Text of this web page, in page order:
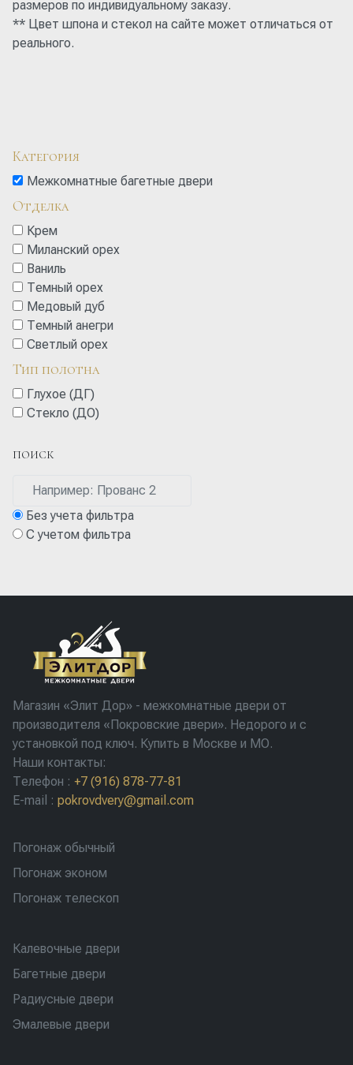
размеров по индивидуальному заказу.
** Цвет шпона и стекол на сайте может отличаться от
реального.
Категория
Межкомнатные багетные двери
Отделка
Крем
Миланский орех
Ваниль
Темный орех
Медовый дуб
Темный анегри
Cветлый орех
Тип полотна
Глухое (ДГ)
Стекло (ДО)
ПОИСК
Без учета фильтра
С учетом фильтра
Магазин «Элит Дор» - межкомнатные двери от
производителя «Покровские двери». Недорого и с
установкой под ключ. Купить в Москве и МО.
Наши контакты:
Телефон : +7 (916) 878-77-81
E-mail : pokrovdvery@gmail.com
Погонаж обычный
Погонаж эконом
Погонаж телескоп
Калевочные двери
Багетные двери
Радиусные двери
Эмалевые двери